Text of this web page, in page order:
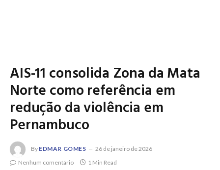
AIS-11 consolida Zona da Mata
Norte como referência em
redução da violência em
Pernambuco
By EDMAR GOMES
26 de janeiro de 2026
Nenhum comentário
1 Min Read